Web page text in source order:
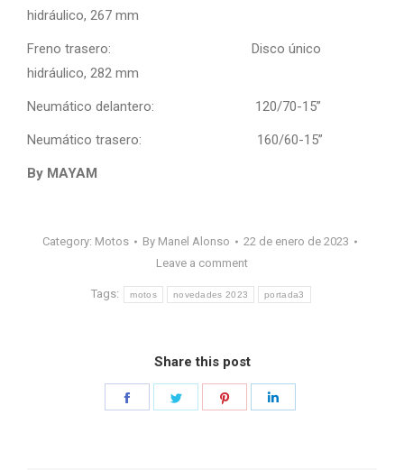
hidráulico, 267 mm
Freno trasero: Disco único
hidráulico, 282 mm
Neumático delantero: 120/70-15”
Neumático trasero: 160/60-15”
By MAYAM
Category: Motos By Manel Alonso
22 de enero de 2023
Leave a comment
Tags: motos novedades 2023 portada3
Share this post